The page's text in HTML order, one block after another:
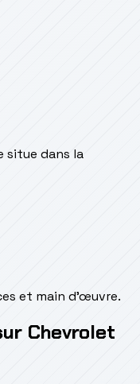
situe dans la
et main d'œuvre.
Chevrolet